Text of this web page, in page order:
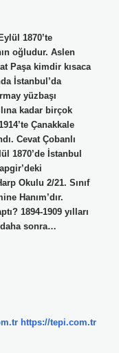
1870’te
oğludur. Aslen
Paşa kimdir kısaca
İstanbul’da
yüzbaşı
kadar birçok
Çanakkale
Cevat Çobanlı
1870’de İstanbul
Okulu 2/21. Sınıf
Hanım’dır.
1894-1909 yılları
daha sonra…
https://tepi.com.tr